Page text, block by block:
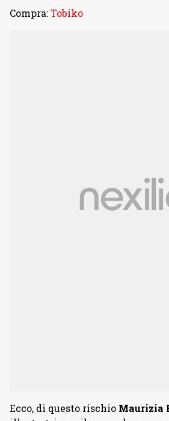
Compra:Tobiko
Ecco, di questo rischio Maurizia